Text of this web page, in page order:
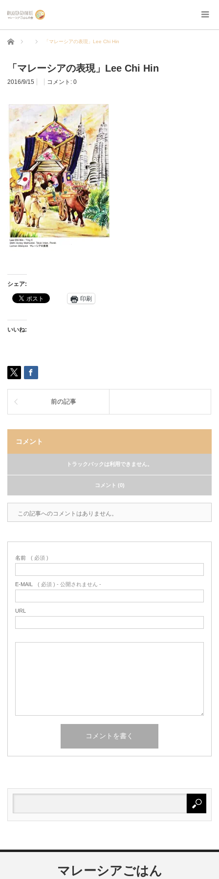
ホーム 「マレーシアの表現」Lee Chi Hin
「マレーシアの表現」Lee Chi Hin
2016/9/15 コメント: 0
シェア:
印刷
いいね:
前の記事
コメント
トラックバックは利用できません。
コメント (0)
この記事へのコメントはありません。
名前 ( 必須 )
E-MAIL ( 必須 ) - 公開されません -
URL
マレーシアごはん